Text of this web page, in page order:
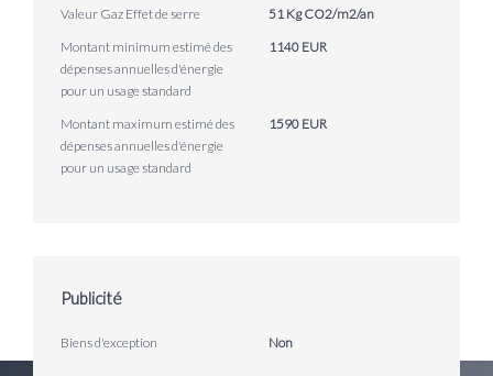
Valeur Gaz Effet de serre
51 Kg CO2/m2/an
Montant minimum estimé des
dépenses annuelles d'énergie
pour un usage standard
1140 EUR
Montant maximum estimé des
dépenses annuelles d'énergie
pour un usage standard
1590 EUR
Publicité
Biens d'exception Non